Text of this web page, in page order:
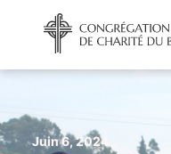
Juin 6, 2024